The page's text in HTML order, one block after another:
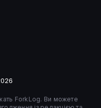
ForkLog. Ви можете